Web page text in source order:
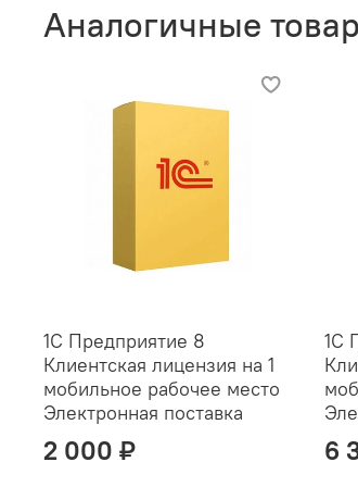
Аналогичные
1С Предприятие 8
Клиентская лицензия на 1
мобильное рабочее место
Электронная поставка
2 000 ₽
1С
6